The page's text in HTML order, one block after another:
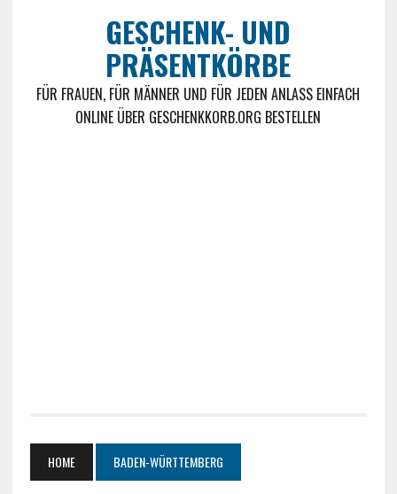
GESCHENK- UND
PRÄSENTKÖRBE
FÜR FRAUEN, FÜR MÄNNER UND FÜR JEDEN ANLASS EINFACH
ONLINE ÜBER GESCHENKKORB.ORG BESTELLEN
HOME BADEN-WÜRTTEMBERG